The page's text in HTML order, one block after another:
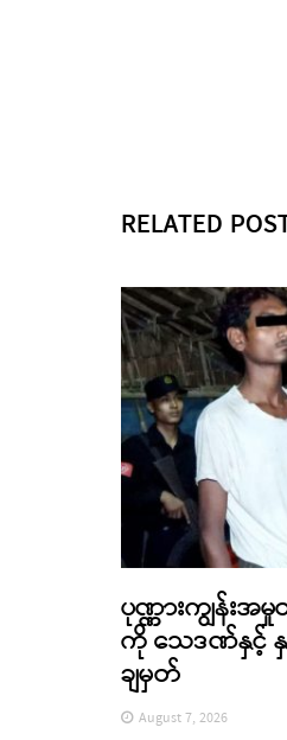
RELATED
ပုဏ္ဏားကျွန်း
ကို သေဒဏ်နှင့် နှ
ချမှတ်
August 7, 2026